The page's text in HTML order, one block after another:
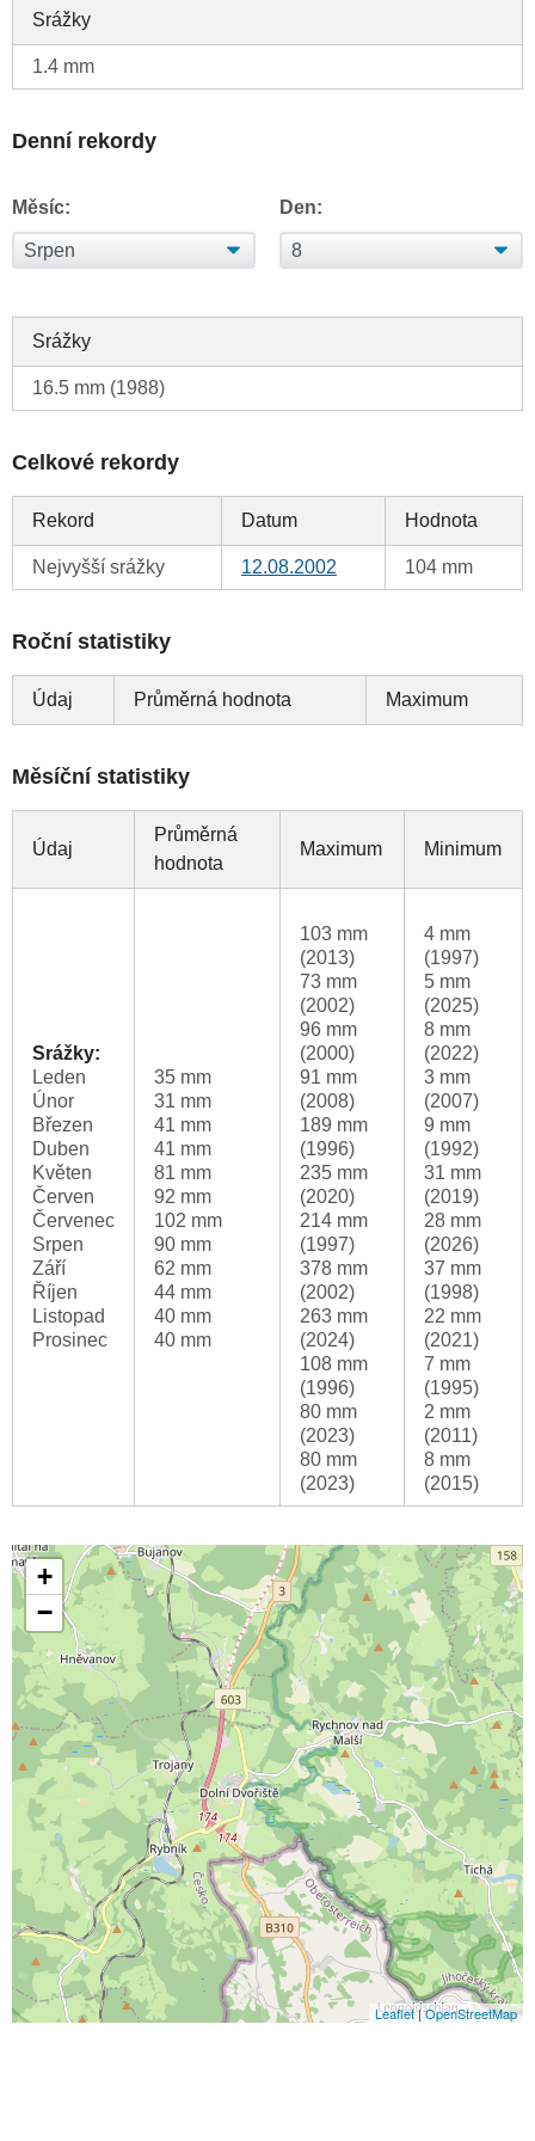
Srážky
1.4 mm
Denní rekordy
Měsíc: Den:
Srážky
16.5 mm (1988)
Celkové rekordy
Rekord Datum Hodnota
Nejvyšší srážky 12.08.2002 104 mm
Roční statistiky
Údaj Průměrná hodnota Maximum
Měsíční statistiky
Údaj
Průměrná
hodnota
Maximum Minimum
Srážky:
Leden
Únor
Březen
Duben
Květen
Červen
Červenec
Srpen
Září
Říjen
Listopad
Prosinec
35 mm
31 mm
41 mm
41 mm
81 mm
92 mm
102 mm
90 mm
62 mm
44 mm
40 mm
40 mm
103 mm
(2013)
73 mm
(2002)
96 mm
(2000)
91 mm
(2008)
189 mm
(1996)
235 mm
(2020)
214 mm
(1997)
378 mm
(2002)
263 mm
(2024)
108 mm
(1996)
80 mm
(2023)
80 mm
(2023)
4 mm
(1997)
5 mm
(2025)
8 mm
(2022)
3 mm
(2007)
9 mm
(1992)
31 mm
(2019)
28 mm
(2026)
37 mm
(1998)
22 mm
(2021)
7 mm
(1995)
2 mm
(2011)
8 mm
(2015)
+
−
Leaflet|OpenStreetMap